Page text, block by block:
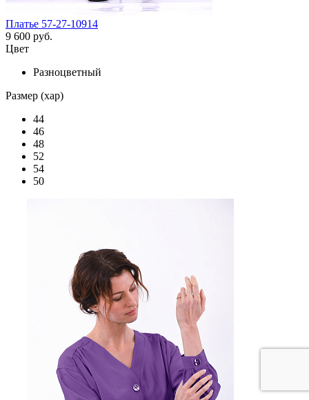
Платье 57-27-10914
9 600 руб.
Цвет
Разноцветный
Размер (хар)
44
46
48
52
54
50